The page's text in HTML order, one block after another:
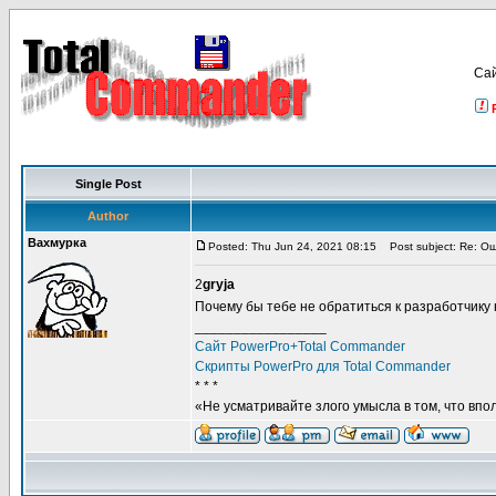
Single Post
Author
Вахмурка
Posted: Thu Jun 24, 2021 08:15 Post subject: Re:
2gryja
Почему бы тебе не обратиться к
Сайт PowerPro+Total Commander
Скрипты PowerPro для Total Commander
* * *
«Не усматривайте злого умысла в том, что